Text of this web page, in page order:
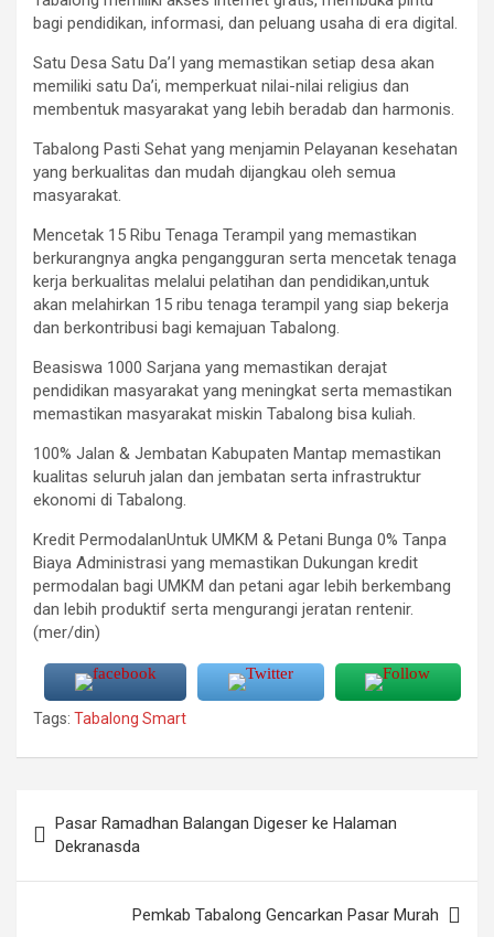
bagi pendidikan, informasi, dan peluang usaha di era digital.
Satu Desa Satu Da’I yang memastikan setiap desa akan
memiliki satu Da’i, memperkuat nilai-nilai religius dan
membentuk masyarakat yang lebih beradab dan harmonis.
Tabalong Pasti Sehat yang menjamin Pelayanan kesehatan
yang berkualitas dan mudah dijangkau oleh semua
masyarakat.
Mencetak 15 Ribu Tenaga Terampil yang memastikan
berkurangnya angka pengangguran serta mencetak tenaga
kerja berkualitas melalui pelatihan dan pendidikan,untuk
akan melahirkan 15 ribu tenaga terampil yang siap bekerja
dan berkontribusi bagi kemajuan Tabalong.
Beasiswa 1000 Sarjana yang memastikan derajat
pendidikan masyarakat yang meningkat serta memastikan
memastikan masyarakat miskin Tabalong bisa kuliah.
100% Jalan & Jembatan Kabupaten Mantap memastikan
kualitas seluruh jalan dan jembatan serta infrastruktur
ekonomi di Tabalong.
Kredit PermodalanUntuk UMKM & Petani Bunga 0% Tanpa
Biaya Administrasi yang memastikan Dukungan kredit
permodalan bagi UMKM dan petani agar lebih berkembang
dan lebih produktif serta mengurangi jeratan rentenir.
(mer/din)
Tags: Tabalong Smart
pos
Pasar Ramadhan Balangan Digeser ke Halaman
Dekranasda
Pemkab Tabalong Gencarkan Pasar Murah